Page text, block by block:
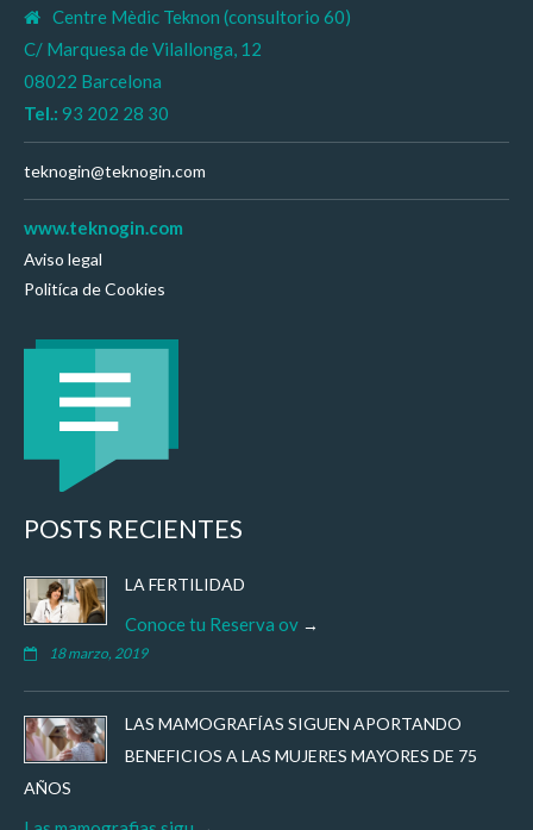
Centre Mèdic Teknon (consultorio 60)
C/ Marquesa de Vilallonga, 12
08022 Barcelona
Tel.: 93 202 28 30
teknogin@teknogin.com
www.teknogin.com
Aviso legal
Politíca de Cookies
POSTS RECIENTES
LA FERTILIDAD
Conoce tu Reserva ov
18 marzo, 2019
LAS MAMOGRAFÍAS SIGUEN APORTANDO
BENEFICIOS A LAS MUJERES MAYORES DE 75
AÑOS